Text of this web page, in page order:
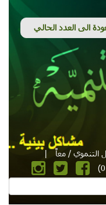
التنموي / معاً
|